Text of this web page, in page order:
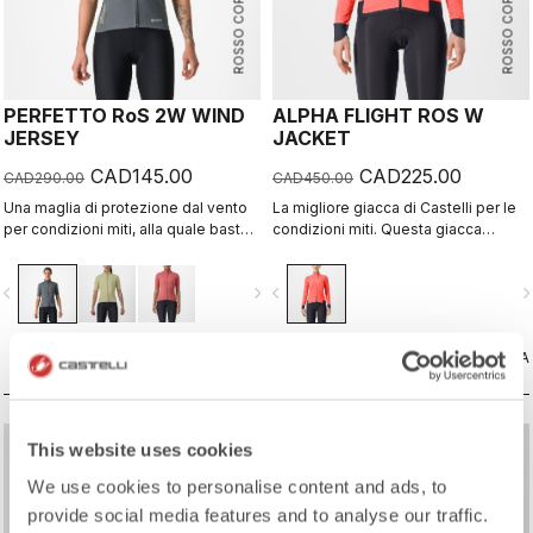
This website uses cookies
We use cookies to personalise content and ads, to
provide social media features and to analyse our traffic.
ROSSO CORSA
PERFETTO RoS 2W WIND
JERSEY
CAD290.00 CAD145.00
Una maglia di protezione dal vento
per condizioni miti, alla quale basta
intima. In alternativa, usala sopra una
maglia come un gilet con una
protezione aggiuntiva sulle spalle.
anteriore, leggera e traspirante con
idrorepellenza integrale.
navigate_next
ROSSO CORSA
ALPHA FLIGHT ROS W
JACKET
CAD450.00 CAD225.00
La migliore giacca di Castelli per le
condizioni miti. Questa giacca
perfetta per le corse ad alta
intensità o per mantenere la giusta
temperatura in condizioni fresche.
esterno senza membrana e
isolamento interno Polartec® Alpha.
navigate_before
CONFRONTA
sell50% OFF